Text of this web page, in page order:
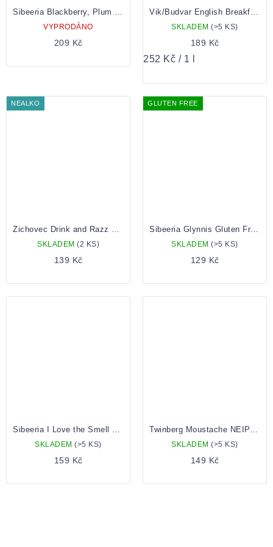
VYPRODÁNO
209 Kč
SKLADEM(>5 KS)
189 Kč
Měrná
252 Kč / 1 l
NEALKO
SKLADEM (2 KS)
139 Kč
GLUTEN FREE
SKLADEM(>5 KS)
129 Kč
SKLADEM(>5 KS)
159 Kč
SKLADEM(>5 KS)
149 Kč